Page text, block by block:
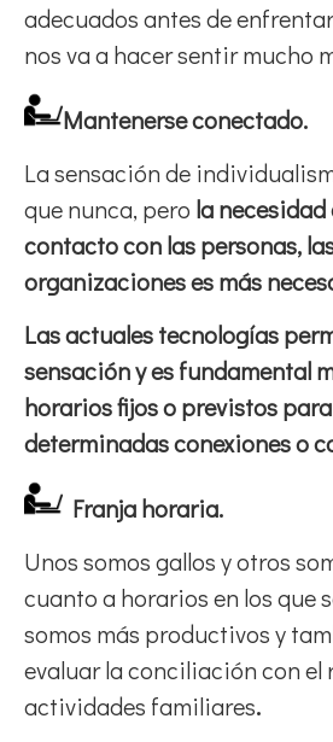
adecuados antes de
nos va a hacer sentir mucho
Mantenerse conectado.
La sensación de
que nunca, pero la
contacto con las personas,
organizaciones es más
Las actuales tecnologías
sensación y es fundamental
horarios fijos o previstos
determinadas conexiones o
Franja horaria.
Unos somos gallos y otros
cuanto a horarios en los que
somos más productivos y
evaluar la conciliación con el
actividades familiares.